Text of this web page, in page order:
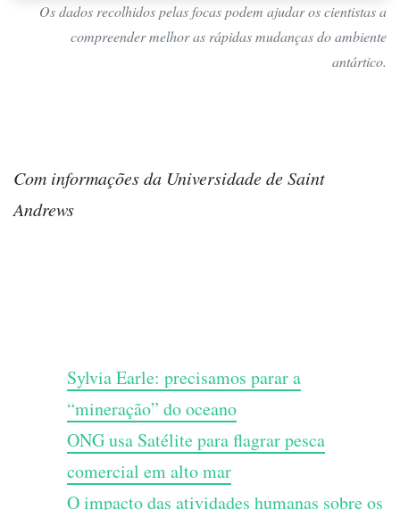
Os dados recolhidos pelas focas podem ajudar os cientistas a
compreender melhor as rápidas mudanças do ambiente
antártico.
Com informações da Universidade de Saint
Andrews
Sylvia Earle: precisamos parar a
“mineração” do oceano
ONG usa Satélite para flagrar pesca
comercial em alto mar
O impacto das atividades humanas sobre os